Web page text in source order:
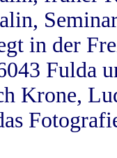
in der
Fulda
Krone,